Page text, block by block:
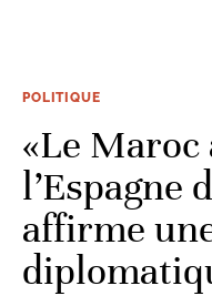
POLITIQUE
«Le Maroc
l’Espagne
affirme